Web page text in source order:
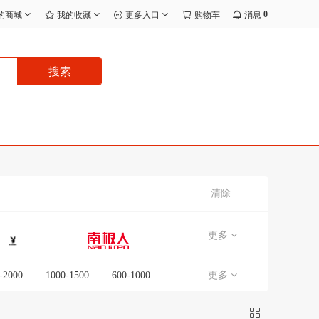
商城 我的收藏 更多入口 购物车 消息 0
搜索
清除
更多
2000 1000-1500 600-1000 更多